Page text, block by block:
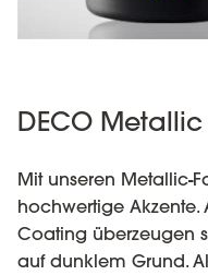
DECO Metallic
Mit unseren Metallic-
hochwertige
Coating überzeugen
auf dunklem Grund.